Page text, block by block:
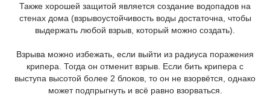
Также хорошей защитой является создание водопадов на
стенах дома (взрывоустойчивость воды достаточна, чтобы
выдержать любой взрыв, который можно создать).
Взрыва можно избежать, если выйти из радиуса поражения
крипера. Тогда он отменит взрыв. Если бить крипера с
выступа высотой более 2 блоков, то он не взорвётся, однако
может подпрыгнуть и всё равно взорваться.